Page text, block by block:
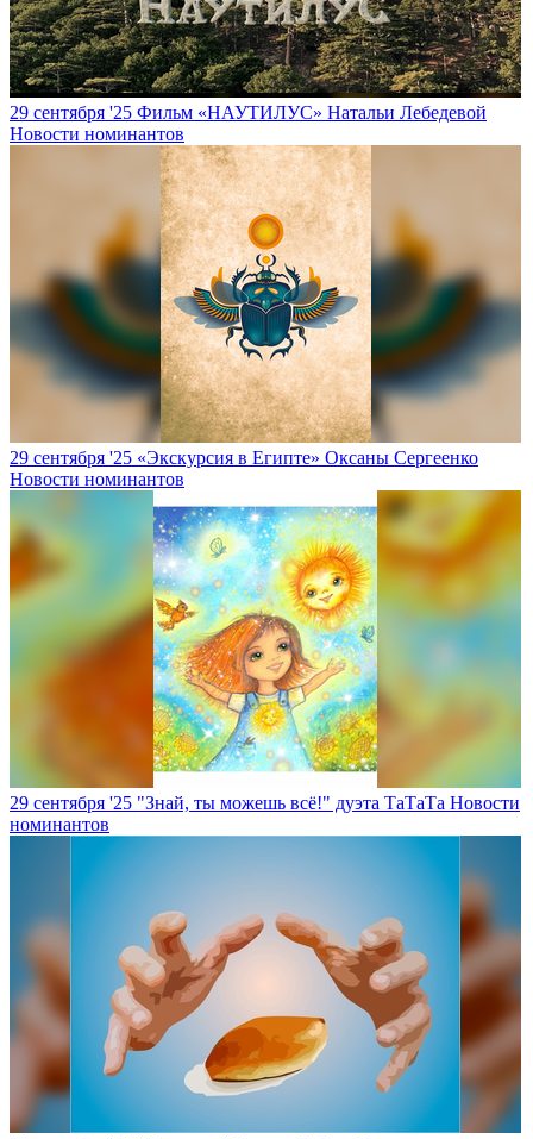
29 сентября '25 Фильм «НАУТИЛУС» Натальи Лебедевой
Новости номинантов
29 сентября '25 «Экскурсия в Египте» Оксаны Сергеенко
Новости номинантов
29 сентября '25 "Знай, ты можешь всё!" дуэта ТаТаТа Новости
номинантов